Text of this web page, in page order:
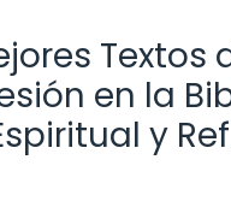
Textos
en la
y